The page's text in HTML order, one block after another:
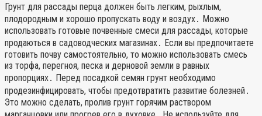
Грунт для рассады перца должен быть легким, рыхлым,
плодородным и хорошо пропускать воду и воздух․ Можно
использовать готовые почвенные смеси для рассады, которые
продаються в садоводческих магазинах․ Если вы предпочитаете
готовить почву самостоятельно, то можно использовать смесь
из торфа, перегноя, песка и дерновой земли в равных
пропорциях․ Перед посадкой семян грунт необходимо
продезинфицировать, чтобы предотвратить развитие болезней․
Это можно сделать, пролив грунт горячим раствором